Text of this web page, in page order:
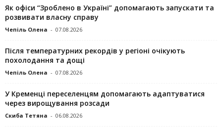
Як офіси “Зроблено в Україні” допомагають запускaти та
розвивати власну справу
Чепіль Олена - 07.08.2026
Після температурних рекордів у регіоні очікують
похолодання та дощі
Чепіль Олена - 07.08.2026
У Кременці переселенцям допомагають адаптуватися
через вирощування розсади
Скиба Тетяна - 06.08.2026